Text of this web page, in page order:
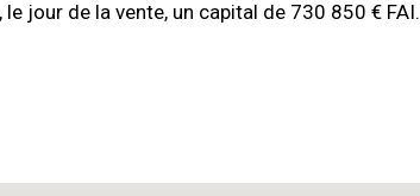
jour de la vente, un capital de 730 850 € FAI.